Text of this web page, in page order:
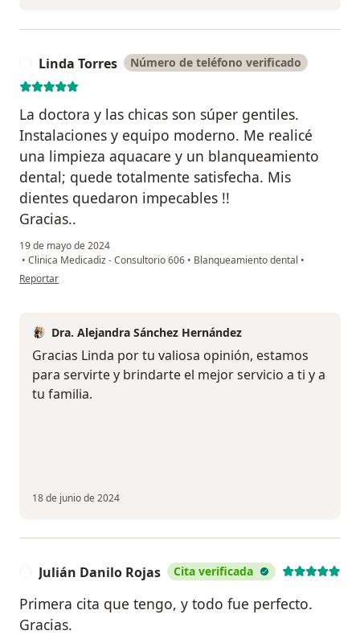
Linda Torres Número de teléfono verificado
La doctora y las chicas son súper gentiles.
Instalaciones y equipo moderno. Me realicé
una limpieza aquacare y un blanqueamiento
dental; quede totalmente satisfecha. Mis
dientes quedaron impecables !!
Gracias..
19 de mayo de 2024
• Clinica Medicadiz - Consultorio 606 • Blanqueamiento dental •
en opinión del usuario Linda Torres
Reportar
Dra. Alejandra Sánchez Hernández
Gracias Linda por tu valiosa opinión, estamos
para servirte y brindarte el mejor servicio a ti y a
tu familia.
18 de junio de 2024
Julián Danilo Rojas Cita verificada
Primera cita que tengo, y todo fue perfecto.
Gracias.